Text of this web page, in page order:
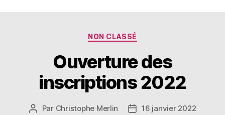
Catégories
NON CLASSÉ
Ouverture des
inscriptions 2022
Auteur
Par Christophe Merlin
Date16 janvier 2022